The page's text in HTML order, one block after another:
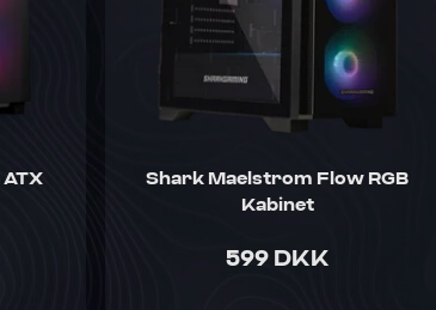
Shark Maelstrom Flow RGB
Kabinet
599 DKK